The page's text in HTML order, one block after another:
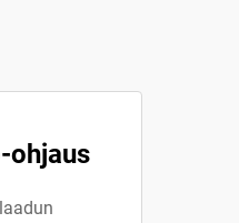
ohjaus